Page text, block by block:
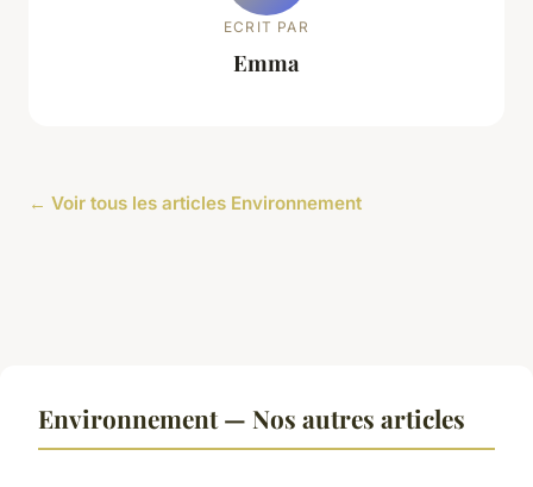
ECRIT PAR
Emma
← Voir tous les articles Environnement
Environnement — Nos autres articles